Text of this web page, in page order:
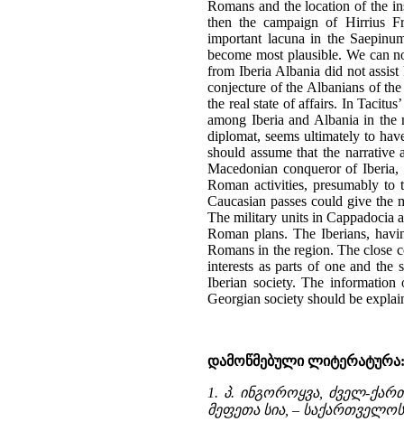
დამოწმებული ლიტერატურა:
1. პ. ინგოროყვა, ძველ-
მეფეთა სია, – საქართველოს